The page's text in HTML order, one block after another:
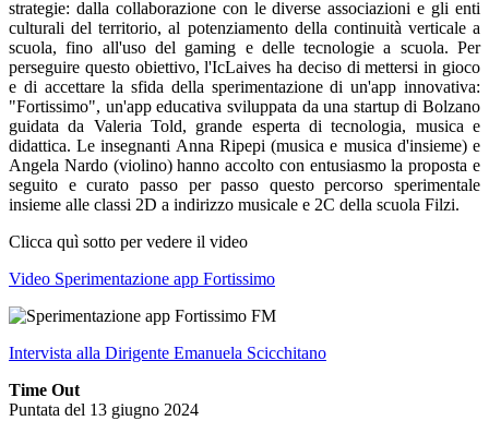
strategie: dalla collaborazione con le diverse associazioni e gli enti
culturali del territorio, al potenziamento della continuità verticale a
scuola, fino all'uso del gaming e delle tecnologie a scuola. Per
perseguire questo obiettivo, l'IcLaives ha deciso di mettersi in gioco
e di accettare la sfida della sperimentazione di un'app innovativa:
"Fortissimo", un'app educativa sviluppata da una startup di Bolzano
guidata da Valeria Told, grande esperta di tecnologia, musica e
didattica. Le insegnanti Anna Ripepi (musica e musica d'insieme) e
Angela Nardo (violino) hanno accolto con entusiasmo la proposta e
seguito e curato passo per passo questo percorso sperimentale
insieme alle classi 2D a indirizzo musicale e 2C della scuola Filzi.
Clicca quì sotto per vedere il video
Video Sperimentazione app Fortissimo
Intervista alla Dirigente Emanuela Scicchitano
Time Out
Puntata del 13 giugno 2024